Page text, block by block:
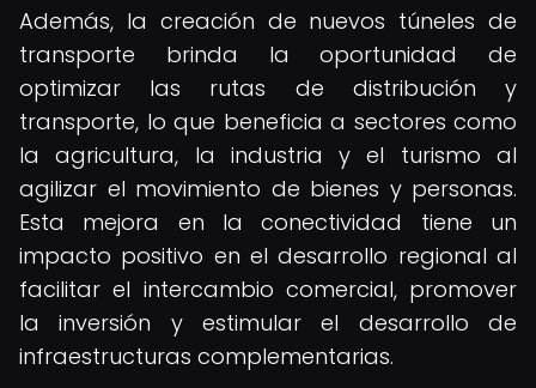
Además, la creación de nuevos túneles de
transporte brinda la oportunidad de
optimizar las rutas de distribución y
transporte, lo que beneficia a sectores como
la agricultura, la industria y el turismo al
agilizar el movimiento de bienes y personas.
Esta mejora en la conectividad tiene un
impacto positivo en el desarrollo regional al
facilitar el intercambio comercial, promover
la inversión y estimular el desarrollo de
infraestructuras complementarias.